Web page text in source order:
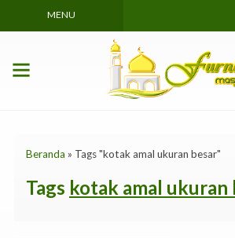
MENU
Beranda » Tags "kotak amal ukuran besar"
Tags kotak amal ukuran